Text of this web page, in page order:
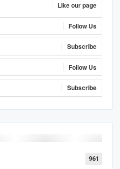
Like our page
Follow Us
Subscribe
Follow Us
Subscribe
961